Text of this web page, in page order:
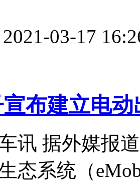
2021-03-17
布建立电
讯 据外媒报
态系统（